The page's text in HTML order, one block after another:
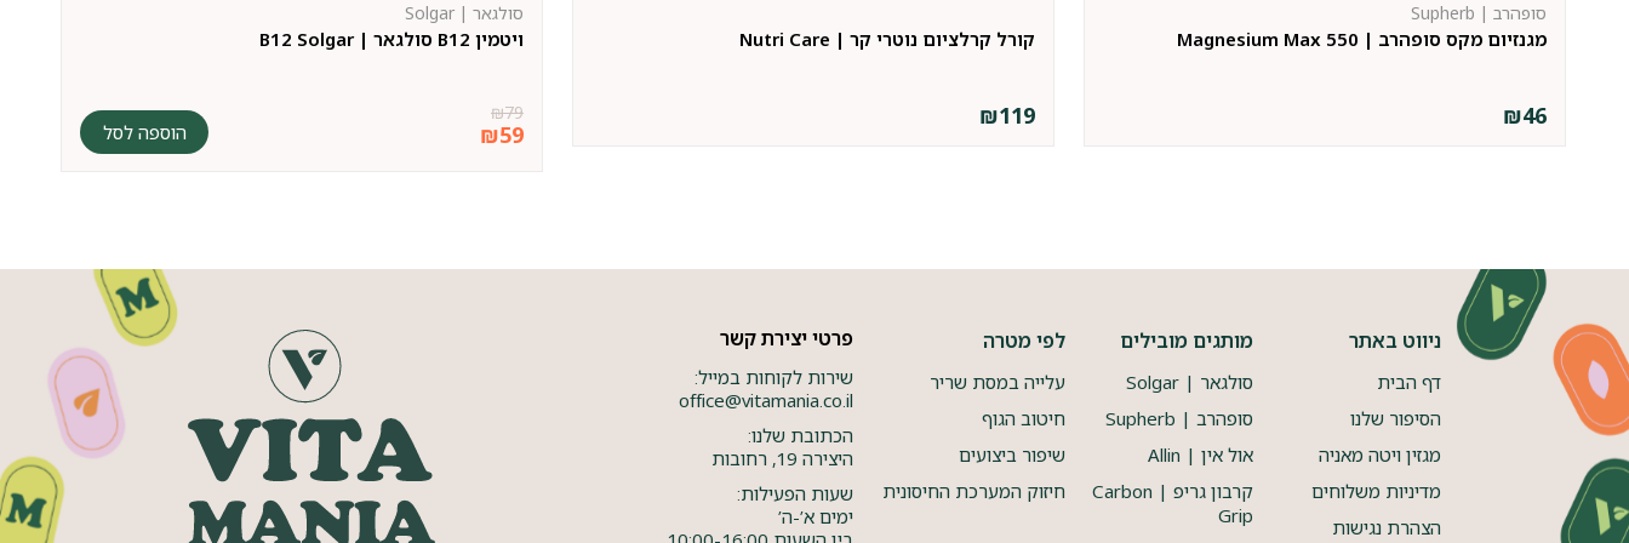
מגנזיום מקס סופהרב | Magnesium Max 550
סופהרב | Supherb
₪46
קורל קרלציום נוטרי קר | Nutri Care
₪119
ויטמין B12 סולגאר | B12 Solgar
סולגאר | Solgar
₪79
₪59 הוספה לסל
ניווט באתר
דף הבית
הסיפור שלנו
מגזין ויטה מאניה
מדיניות משלוחים
הצהרת נגישות
מותגים מובילים
סולגאר | Solgar
סופהרב | Supherb
אול אין | Allin
קרבון גריפ | Carbon
Grip
לפי מטרה
עלייה במסת שריר
חיטוב הגוף
שיפור ביצועים
חיזוק המערכת החיסונית
פרטי יצירת קשר
שירות לקוחות במייל:
office@vitamania.co.il
הכתובת שלנו:
היצירה 19, רחובות
שעות הפעילות:
ימים א’-ה’